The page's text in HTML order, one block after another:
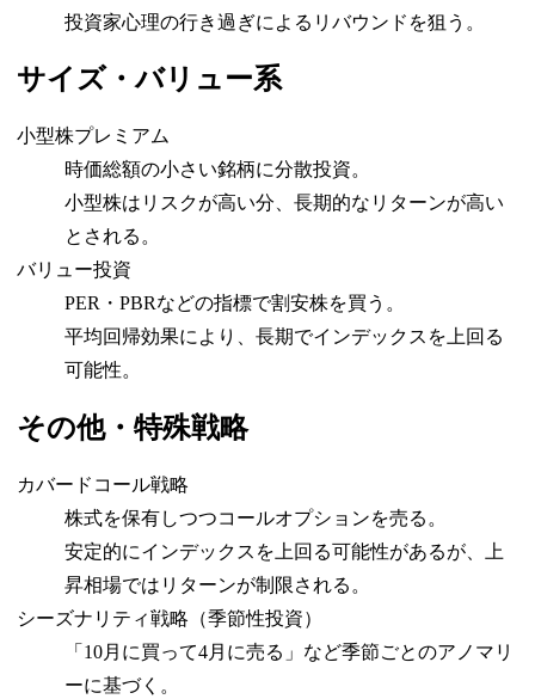
投資家心理の行き過ぎによるリバウンドを狙う。
サイズ・バリュー系
小型株プレミアム
時価総額の小さい銘柄に分散投資。
小型株はリスクが高い分、長期的なリターンが高い
とされる。
バリュー投資
PER・PBRなどの指標で割安株を買う。
平均回帰効果により、長期でインデックスを上回る
可能性。
その他・特殊戦略
カバードコール戦略
株式を保有しつつコールオプションを売る。
安定的にインデックスを上回る可能性があるが、上
昇相場ではリターンが制限される。
シーズナリティ戦略（季節性投資）
「10月に買って4月に売る」など季節ごとのアノマリ
ーに基づく。